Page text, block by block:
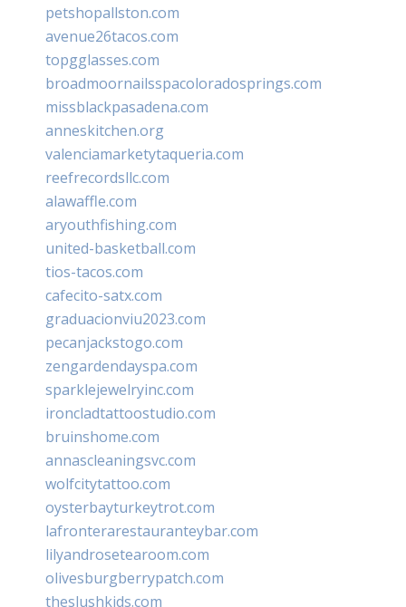
petshopallston.com
avenue26tacos.com
topgglasses.com
broadmoornailsspacoloradosprings.com
missblackpasadena.com
anneskitchen.org
valenciamarketytaqueria.com
reefrecordsllc.com
alawaffle.com
aryouthfishing.com
united-basketball.com
tios-tacos.com
cafecito-satx.com
graduacionviu2023.com
pecanjackstogo.com
zengardendayspa.com
sparklejewelryinc.com
ironcladtattoostudio.com
bruinshome.com
annascleaningsvc.com
wolfcitytattoo.com
oysterbayturkeytrot.com
lafronterarestauranteybar.com
lilyandrosetearoom.com
olivesburgberrypatch.com
theslushkids.com